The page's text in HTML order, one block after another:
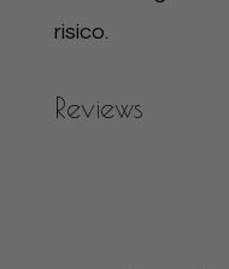
risico.
Reviews